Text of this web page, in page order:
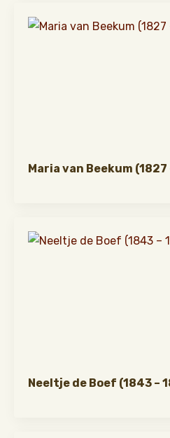
Maria van Beekum (1827
Neeltje de Boef (1843 –